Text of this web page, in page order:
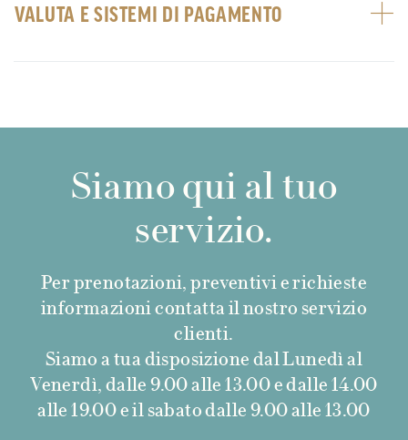
VALUTA E SISTEMI DI PAGAMENTO
Siamo qui al tuo
servizio.
Per prenotazioni, preventivi e richieste
informazioni contatta il nostro servizio
clienti.
Siamo a tua disposizione dal Lunedì al
Venerdì, dalle 9.00 alle 13.00 e dalle 14.00
alle 19.00 e il sabato dalle 9.00 alle 13.00